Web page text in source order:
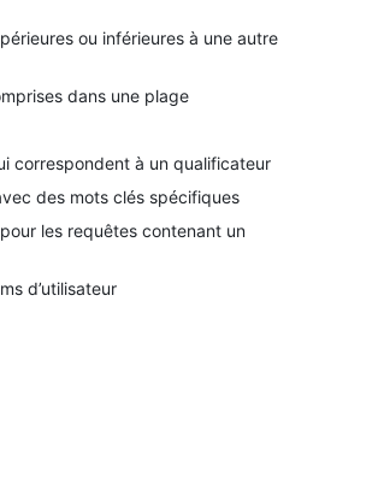
ou inférieures à une autre
dans une plage
correspondent à un qualificateur
des mots clés spécifiques
les requêtes contenant un
d’utilisateur